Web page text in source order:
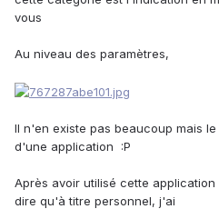
vous
Au niveau des paramètres,
Il n'en existe pas beaucoup mais
d'une application :P
Après avoir utilisé cette
dire qu'à titre personnel, j'ai